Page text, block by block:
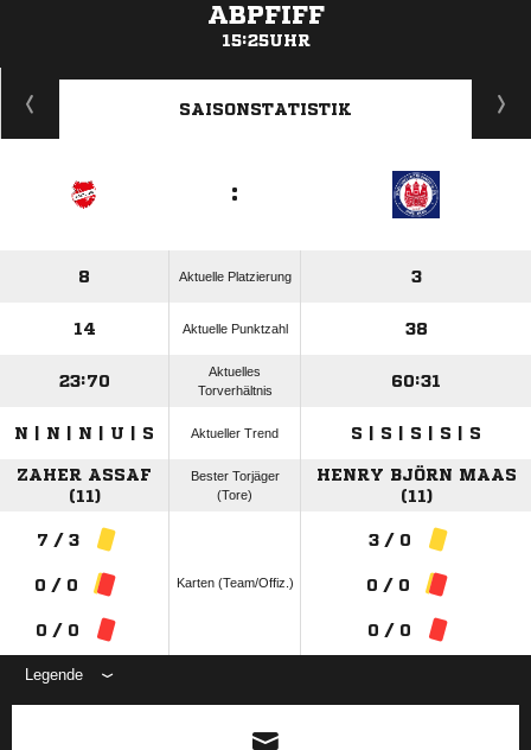
ABPFIFF
15:25UHR
ANZEIGE
SAISONSTATISTIK
:
8 Aktuelle Platzierung 3
14 Aktuelle Punktzahl 38
23:70
Aktuelles
Torverhältnis
60:31
N | N | N | U | S Aktueller Trend S | S | S | S | S
ZAHER ASSAF
(11)
Bester Torjäger
(Tore)
HENRY BJÖRN MAAS
(11)
7 / 3
0 / 0
0 / 0
Karten (Team/Offiz.)
3 / 0
0 / 0
0 / 0
Legende
ANZEIGE